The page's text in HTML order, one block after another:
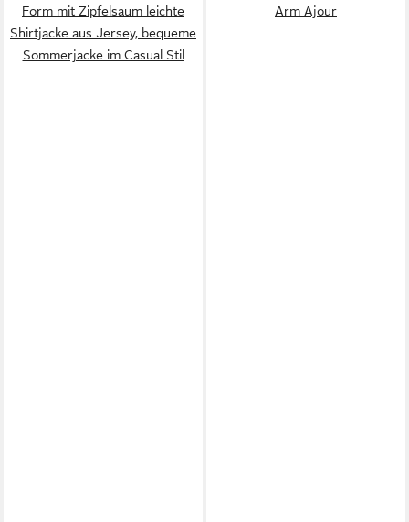
Form mit Zipfelsaum leichte
Shirtjacke aus Jersey, bequeme
Sommerjacke im Casual Stil
Arm Ajour